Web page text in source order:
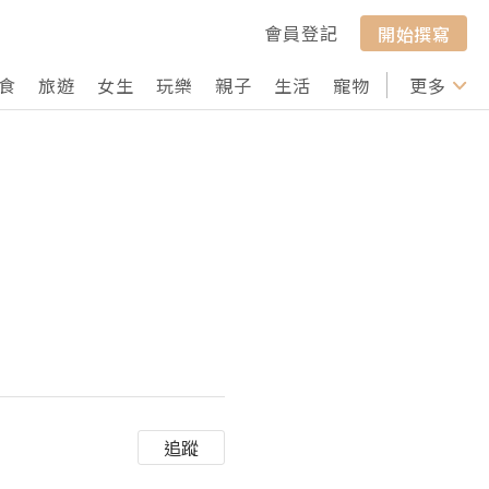
會員登記
開始撰寫
旅遊 女生 玩樂 親子 生活 寵物 行山 打卡
更多
追蹤